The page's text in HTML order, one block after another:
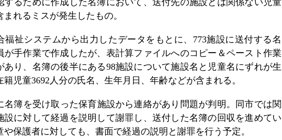
するために作成した名簿において、送付先の施設とは関係ない児童
まれるミスが発生したもの。
福祉システムから出力したデータをもとに、773施設に送付する名
が手作業で作成したが、表計算ファイルへのコピー＆ペースト作業
あり、名簿の後半にある98施設について施設名と児童名にずれが生
籍児童3692人分の氏名、生年月日、年齢などが含まれる。
名簿を受け取った保育施設から連絡があり問題が判明。同市では関
設に対して経過を説明して謝罪し、送付した名簿の回収を進めてい
や保護者に対しても、書面で経過の説明と謝罪を行う予定。